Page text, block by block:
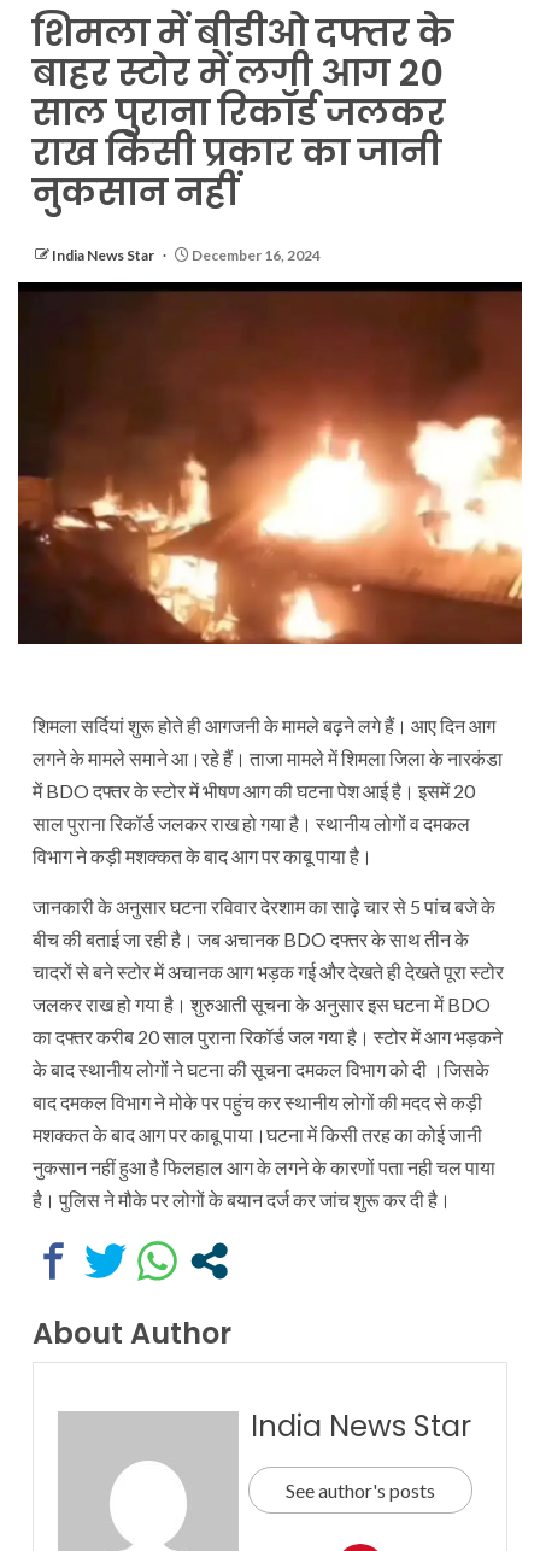
शिमला में बीडीओ दफ्तर के
बाहर स्टोर में लगी आग 20
साल पुराना रिकॉर्ड जलकर
राख किसी प्रकार का जानी
नुकसान नहीं
India News Star December 16, 2024
शिमला सर्दियां शुरू होते ही आगजनी के मामले बढ़ने लगे हैं। आए दिन आग
लगने के मामले समाने आ।रहे हैं। ताजा मामले में शिमला जिला के नारकंडा
में BDO दफ्तर के स्टोर में भीषण आग की घटना पेश आई है। इसमें 20
साल पुराना रिकॉर्ड जलकर राख हो गया है। स्थानीय लोगों व दमकल
विभाग ने कड़ी मशक्कत के बाद आग पर काबू पाया है।
जानकारी के अनुसार घटना रविवार देरशाम का साढ़े चार से 5 पांच बजे के
बीच की बताई जा रही है। जब अचानक BDO दफ्तर के साथ तीन के
चादरों से बने स्टोर में अचानक आग भड़क गई और देखते ही देखते पूरा स्टोर
जलकर राख हो गया है। शुरुआती सूचना के अनुसार इस घटना में BDO
का दफ्तर करीब 20 साल पुराना रिकॉर्ड जल गया है। स्टोर में आग भड़कने
के बाद स्थानीय लोगों ने घटना की सूचना दमकल विभाग को दी ।जिसके
बाद दमकल विभाग ने मोके पर पहुंच कर स्थानीय लोगों की मदद से कड़ी
मशक्कत के बाद आग पर काबू पाया।घटना में किसी तरह का कोई जानी
नुकसान नहीं हुआ है फिलहाल आग के लगने के कारणों पता नही चल पाया
है। पुलिस ने मौके पर लोगों के बयान दर्ज कर जांच शुरू कर दी है।
About Author
India News Star
See author's posts